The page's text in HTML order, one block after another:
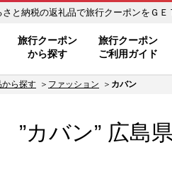
廿日市市【カバン】のお礼の品一覧 ふるさと納税の返礼品
旅行クーポン
から探す
旅行クーポン
ご利用ガイド
から探す ファッション カバン
”カバン” 広島